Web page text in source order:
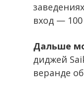
вход — 100
Дальше
диджей
веранде